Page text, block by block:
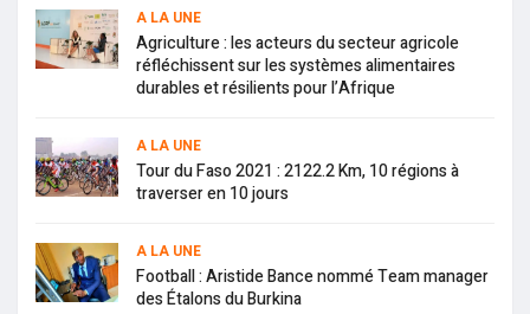
A LA UNE
Agriculture : les acteurs du secteur agricole
réfléchissent sur les systèmes alimentaires
durables et résilients pour l’Afrique
A LA UNE
Tour du Faso 2021 : 2122.2 Km, 10 régions à
traverser en 10 jours
A LA UNE
Football : Aristide Bance nommé Team manager
des Étalons du Burkina